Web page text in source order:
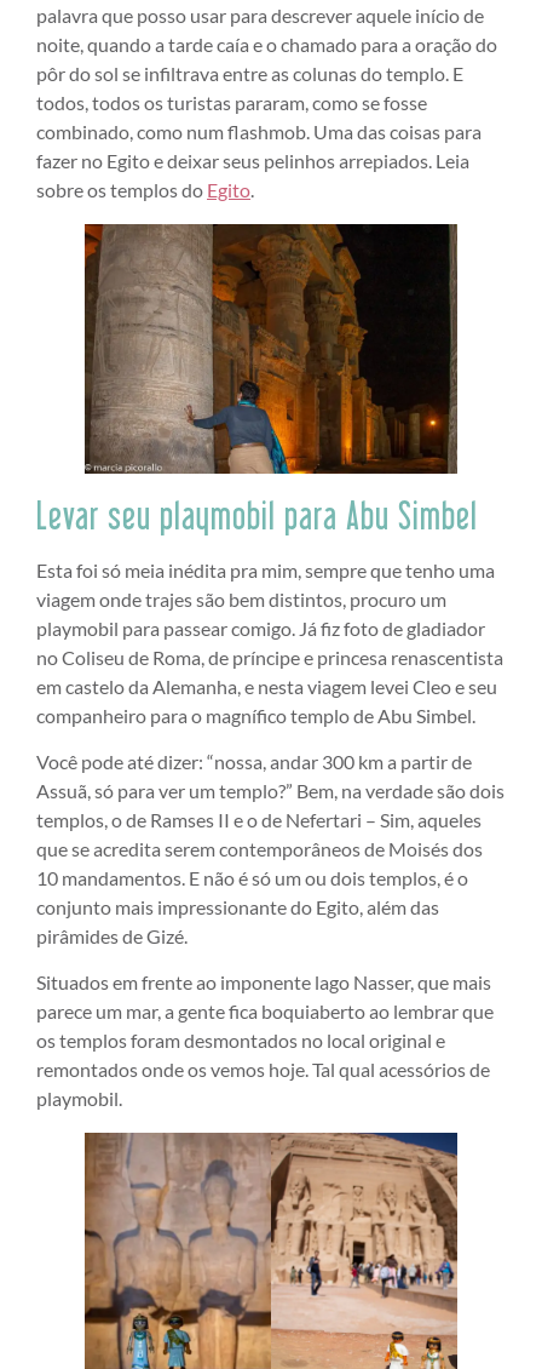
palavra que posso usar para descrever aquele início de
noite, quando a tarde caía e o chamado para a oração do
pôr do sol se infiltrava entre as colunas do templo. E
todos, todos os turistas pararam, como se fosse
combinado, como num flashmob. Uma das coisas para
fazer no Egito e deixar seus pelinhos arrepiados. Leia
sobre os templos do Egito.
Levar seu playmobil para Abu Simbel
Esta foi só meia inédita pra mim, sempre que tenho uma
viagem onde trajes são bem distintos, procuro um
playmobil para passear comigo. Já fiz foto de gladiador
no Coliseu de Roma, de príncipe e princesa renascentista
em castelo da Alemanha, e nesta viagem levei Cleo e seu
companheiro para o magnífico templo de Abu Simbel.
Você pode até dizer: “nossa, andar 300 km a partir de
Assuã, só para ver um templo?” Bem, na verdade são dois
templos, o de Ramses II e o de Nefertari – Sim, aqueles
que se acredita serem contemporâneos de Moisés dos
10 mandamentos. E não é só um ou dois templos, é o
conjunto mais impressionante do Egito, além das
pirâmides de Gizé.
Situados em frente ao imponente lago Nasser, que mais
parece um mar, a gente fica boquiaberto ao lembrar que
os templos foram desmontados no local original e
remontados onde os vemos hoje. Tal qual acessórios de
playmobil.